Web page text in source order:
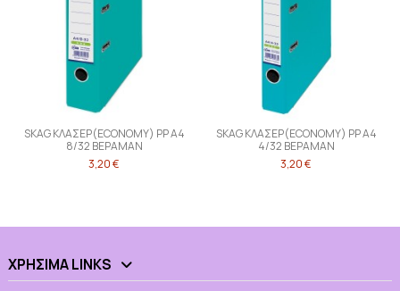
SKAG ΚΛΑΣΕΡ(ECONOMY) PP Α4
8/32 ΒΕΡΑΜΑΝ
3,20 €
SKAG ΚΛΑΣΕΡ(ECONOMY) PP Α4
4/32 ΒΕΡΑΜΑΝ
3,20 €
ΧΡΉΣΙΜΑ LINKS